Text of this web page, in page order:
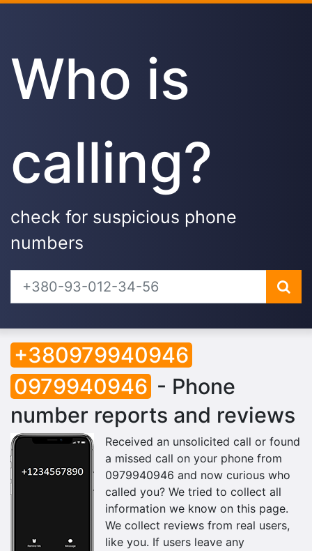
Who is
calling?
check for suspicious phone
numbers
+380979940946
0979940946 - Phone
number reports and reviews
Received an unsolicited call or found
a missed call on your phone from
0979940946 and now curious who
called you? We tried to collect all
information we know on this page.
We collect reviews from real users,
like you. If users leave any